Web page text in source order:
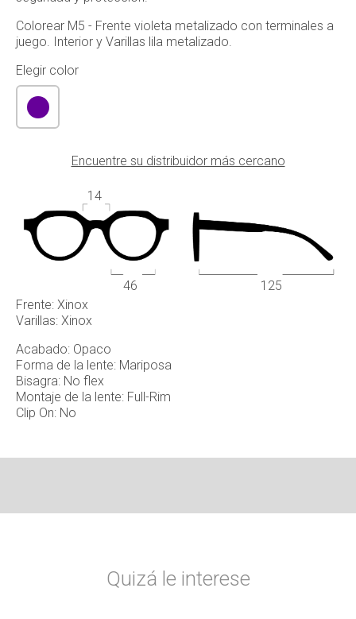
Frente: Xinox
Varillas: Xinox
Acabado: Opaco
Forma de la lente: Mariposa
Bisagra: No flex
Montaje de la lente: Full-Rim
Clip On: No
Colorear M5 - Frente violeta metalizado con terminales a
juego. Interior y Varillas lila metalizado.
Elegir color
Encuentre su distribuidor más cercano
46
14
125
Quizá le interese